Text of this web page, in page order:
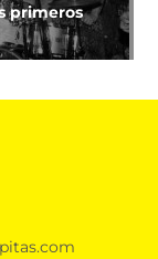
primeros